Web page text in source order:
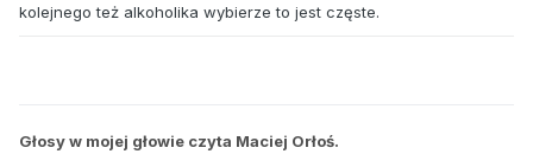
kolejnego też alkoholika wybierze to jest częste.
Głosy w mojej głowie czyta Maciej Orłoś.